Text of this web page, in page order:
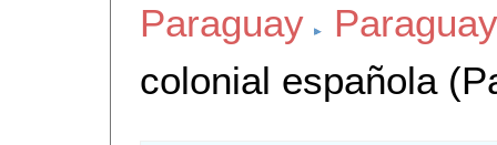
Paraguay
colonial española